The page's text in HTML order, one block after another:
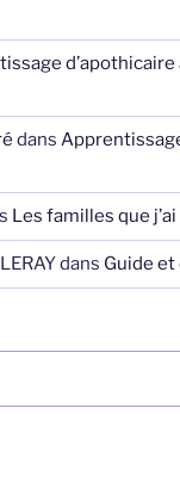
d’apothicaire
dans
Les familles que
dans Guide